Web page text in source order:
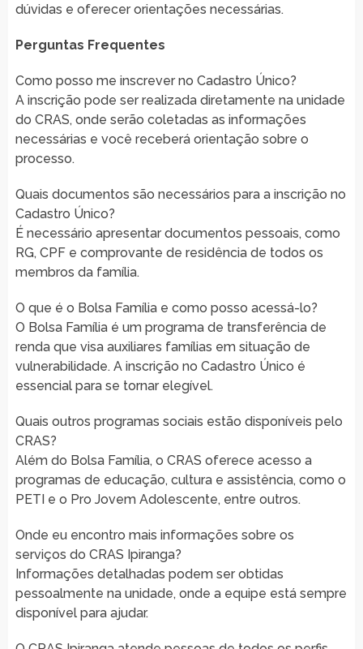
dúvidas e oferecer orientações necessárias.
Perguntas Frequentes
Como posso me inscrever no Cadastro Único?
A inscrição pode ser realizada diretamente na unidade
do CRAS, onde serão coletadas as informações
necessárias e você receberá orientação sobre o
processo.
Quais documentos são necessários para a inscrição no
Cadastro Único?
É necessário apresentar documentos pessoais, como
RG, CPF e comprovante de residência de todos os
membros da família.
O que é o Bolsa Família e como posso acessá-lo?
O Bolsa Família é um programa de transferência de
renda que visa auxiliares famílias em situação de
vulnerabilidade. A inscrição no Cadastro Único é
essencial para se tornar elegível.
Quais outros programas sociais estão disponíveis pelo
CRAS?
Além do Bolsa Família, o CRAS oferece acesso a
programas de educação, cultura e assistência, como o
PETI e o Pro Jovem Adolescente, entre outros.
Onde eu encontro mais informações sobre os
serviços do CRAS Ipiranga?
Informações detalhadas podem ser obtidas
pessoalmente na unidade, onde a equipe está sempre
disponível para ajudar.